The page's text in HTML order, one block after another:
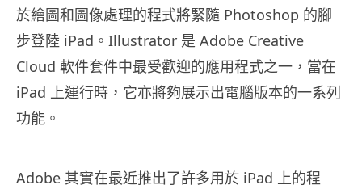
於繪圖和圖像處理的程式將緊隨 Photoshop 的腳
步登陸 iPad。Illustrator 是 Adobe Creative
Cloud 軟件套件中最受歡迎的應用程式之一，當在
iPad 上運行時，它亦將夠展示出電腦版本的一系列
功能。
Adobe 其實在最近推出了許多用於 iPad 上的程